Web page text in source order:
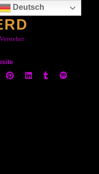
Deutsch